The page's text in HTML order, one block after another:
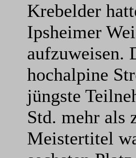
Krebelder
Ipsheimer
aufzuweisen.
hochalpine
jüngste
Std. mehr als
Meistertitel